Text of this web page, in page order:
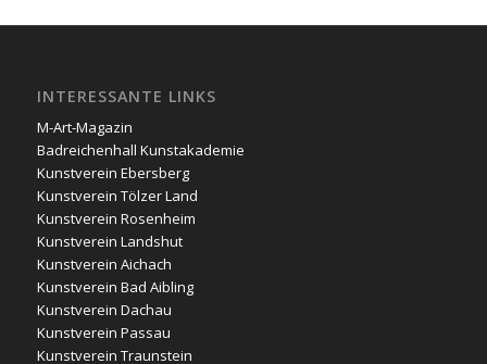
INTERESSANTE LINKS
M-Art-Magazin
Badreichenhall Kunstakademie
Kunstverein Ebersberg
Kunstverein Tölzer Land
Kunstverein Rosenheim
Kunstverein Landshut
Kunstverein Aichach
Kunstverein Bad Aibling
Kunstverein Dachau
Kunstverein Passau
Kunstverein Traunstein